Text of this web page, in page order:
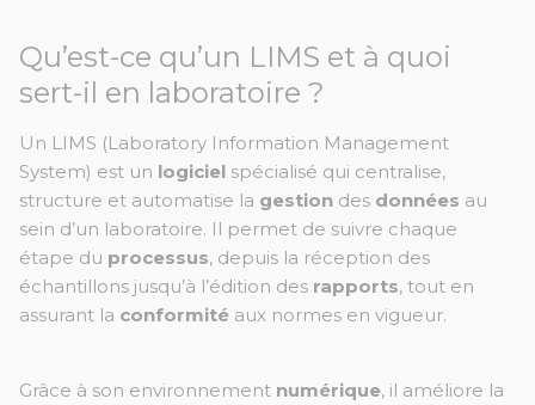
Qu’est-ce qu’un LIMS et à quoi
sert-il en laboratoire ?
Un LIMS (Laboratory Information Management
System) est un logiciel spécialisé qui centralise,
structure et automatise la gestion des données au
sein d’un laboratoire. Il permet de suivre chaque
étape du processus, depuis la réception des
échantillons jusqu’à l’édition des rapports, tout en
assurant la conformité aux normes en vigueur.
Grâce à son environnement numérique, il améliore la